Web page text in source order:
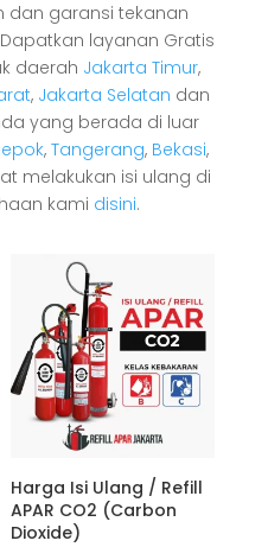
dan garansi tekanan
layanan Gratis
daerah Jakarta Timur,
, Jakarta Selatan dan
yang berada di luar
, Tangerang, Bekasi,
melakukan isi ulang di
kami disini.
Harga Isi Ulang / Refill
APAR CO2 (Carbon
Dioxide)